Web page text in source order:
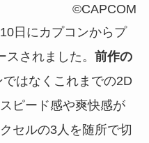
©CAPCOM
日にカプコンからプ
されました。 前作の
はなくこれまでの2D
ピード感や爽快感が
セルの3人を随所で切